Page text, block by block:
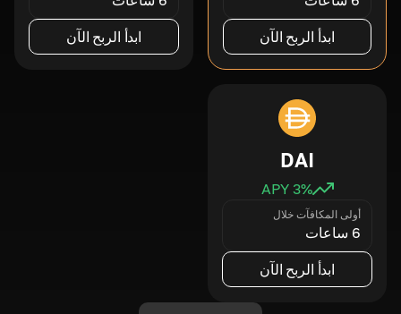
ابدأ الربح الآن ابدأ الربح الآن
DAI
3% APY
أولى المكافآت خلال
6 ساعات
ابدأ الربح الآن